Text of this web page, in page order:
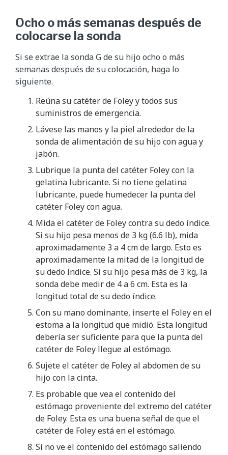
Ocho o más semanas después de
colocarse la sonda
Si se extrae la sonda G de su hijo ocho o más
semanas después de su colocación, haga lo
siguiente.
Reúna su catéter de Foley y todos sus
suministros de emergencia.
Lávese las manos y la piel alrededor de la
sonda de alimentación de su hijo con agua y
jabón.
Lubrique la punta del catéter Foley con la
gelatina lubricante. Si no tiene gelatina
lubricante, puede humedecer la punta del
catéter Foley con agua.
Mida el catéter de Foley contra su dedo índice.
Si su hijo pesa menos de 3 kg (6.6 lb), mida
aproximadamente 3 a 4 cm de largo. Esto es
aproximadamente la mitad de la longitud de
su dedo índice. Si su hijo pesa más de 3 kg, la
sonda debe medir de 4 a 6 cm. Esta es la
longitud total de su dedo índice.
Con su mano dominante, inserte el Foley en el
estoma a la longitud que midió. Esta longitud
debería ser suficiente para que la punta del
catéter de Foley llegue al estómago.
Sujete el catéter de Foley al abdomen de su
hijo con la cinta.
Es probable que vea el contenido del
estómago proveniente del extremo del catéter
de Foley. Esta es una buena señal de que el
catéter de Foley está en el estómago.
Si no ve el contenido del estómago saliendo